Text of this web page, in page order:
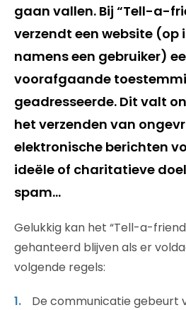
gaan vallen. Bij “Tell-a-
verzendt een website
namens een gebruiker)
voorafgaande
geadresseerde. Dit valt
het verzenden van
elektronische berichten
ideële of charitatieve
spam…
Gelukkig kan het “Tell-a-
gehanteerd blijven als er
volgende regels:
De communicatie gebeurt